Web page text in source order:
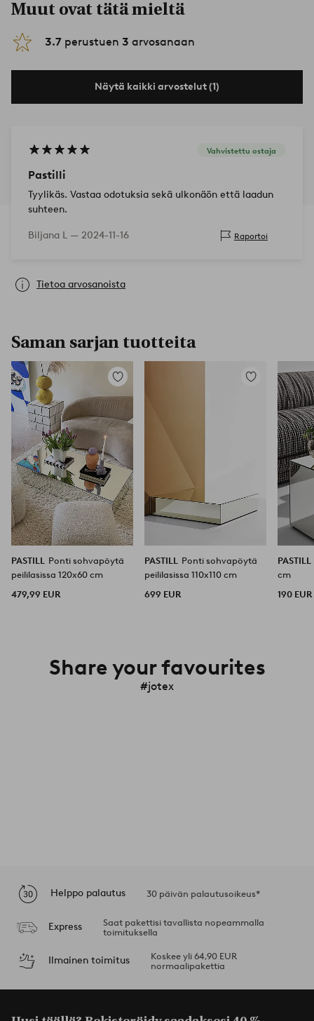
Muut ovat tätä mieltä
3.7 perustuen 3 arvosanaan
Näytä kaikki arvostelut (1)
Vahvistettu ostaja
Pastilli
Tyylikäs. Vastaa odotuksia sekä ulkonäön että laadun
suhteen.
Biljana L — 2024-11-16 Raportoi
Tietoa arvosanoista
Saman sarjan tuotteita
Lisää
PASTILL
Ponti sohvapöytä
peililasissa 120x60 cm
479,99 EUR
Lisää
suosikkeihin
PASTILL
Ponti sohvapöytä
peililasissa 110x110 cm
699 EUR
PASTILL
cm
190 EUR
Share your favourites
#jotex
Helppo palautus 30 päivän palautusoikeus*
Express
Saat pakettisi tavallista nopeammalla
toimituksella
Ilmainen toimitus
Koskee yli 64,90 EUR
normaalipakettia